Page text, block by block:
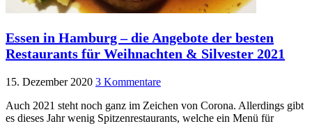
Essen in Hamburg – die Angebote der besten
Restaurants für Weihnachten & Silvester 2021
15. Dezember 2020 3 Kommentare
Auch 2021 steht noch ganz im Zeichen von Corona. Allerdings gibt
es dieses Jahr wenig Spitzenrestaurants, welche ein Menü für